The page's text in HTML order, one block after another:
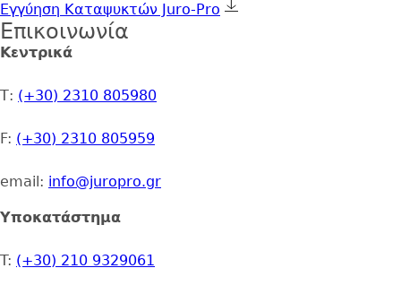
Εγγύηση Καταψυκτών Juro-Pro
Επικοινωνία
Address
Κεντρικά
Τ: (+30) 2310 805980
F: (+30) 2310 805959
email: info@juropro.gr
Υποκατάστημα
T: (+30) 210 9329061